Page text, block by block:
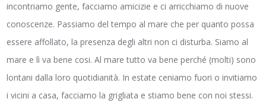
incontriamo gente, facciamo amicizie e ci arricchiamo di nuove
conoscenze. Passiamo del tempo al mare che per quanto possa
essere affollato, la presenza degli altri non ci disturba. Siamo al
mare e lì va bene cosi. Al mare tutto va bene perché (molti) sono
lontani dalla loro quotidianità. In estate ceniamo fuori o invitiamo
i vicini a casa, facciamo la grigliata e stiamo bene con noi stessi.